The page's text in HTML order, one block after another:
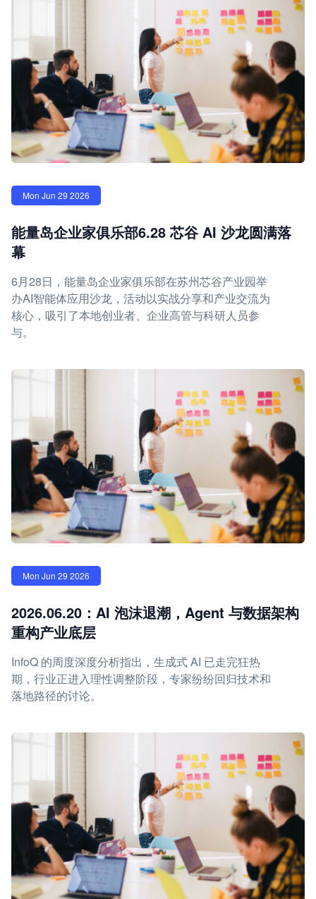
Mon Jun 29 2026
能量岛企业家俱乐部6.28 芯谷 AI 沙龙圆满落
幕
6月28日，能量岛企业家俱乐部在苏州芯谷产业园举
办AI智能体应用沙龙，活动以实战分享和产业交流为
核心，吸引了本地创业者、企业高管与科研人员参
与。
Mon Jun 29 2026
2026.06.20：AI 泡沫退潮，Agent 与数据架构
重构产业底层
InfoQ 的周度深度分析指出，生成式 AI 已走完狂热
期，行业正进入理性调整阶段，专家纷纷回归技术和
落地路径的讨论。